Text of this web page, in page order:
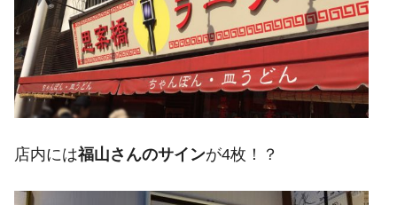
店内には福山さんのサインが4枚！？